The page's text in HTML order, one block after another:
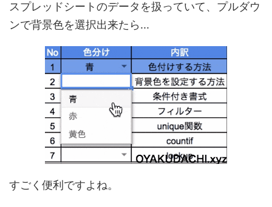
スプレッドシートのデータを扱っていて、 プルダウ
ンで背景色を選択出来たら...
すごく便利ですよね。